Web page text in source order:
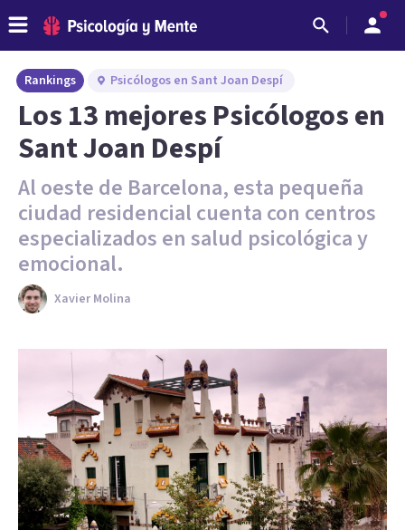
Rankings Psicólogos en Sant Joan Despí
Los 13 mejores Psicólogos en
Sant Joan Despí
Al oeste de Barcelona, esta pequeña
ciudad residencial cuenta con centros
especializados en salud psicológica y
emocional.
Xavier Molina